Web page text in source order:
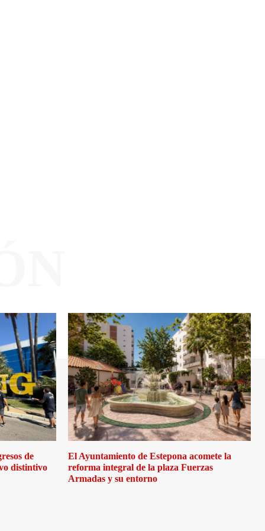
de
distintivo
El Ayuntamiento de Estepona acomete la
reforma integral de la plaza Fuerzas
Armadas y su entorno